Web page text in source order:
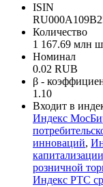
ISIN
Количество
1 167.69 млн
Номинал
0.02 RUB
β -
1.10
Входит в
Индекс
инноваций,
капитализации
розничной
Индекс РТС